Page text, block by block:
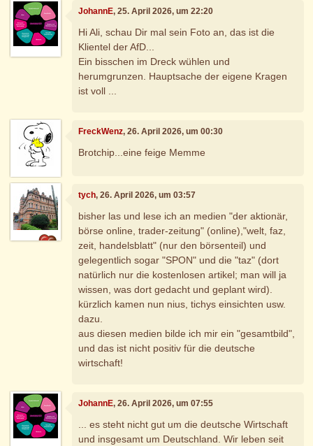
JohannE, 25. April 2026, um 22:20
Hi Ali, schau Dir mal sein Foto an, das ist die
Klientel der AfD...
Ein bisschen im Dreck wühlen und
herumgrunzen. Hauptsache der eigene Kragen
ist voll ...
FreckWenz, 26. April 2026, um 00:30
Brotchip...eine feige Memme
tych, 26. April 2026, um 03:57
bisher las und lese ich an medien "der aktionär,
börse online, trader-zeitung" (online),"welt, faz,
zeit, handelsblatt" (nur den börsenteil) und
gelegentlich sogar "SPON" und die "taz" (dort
natürlich nur die kostenlosen artikel; man will ja
wissen, was dort gedacht und geplant wird).
kürzlich kamen nun nius, tichys einsichten usw.
dazu.
aus diesen medien bilde ich mir ein "gesamtbild",
und das ist nicht positiv für die deutsche
wirtschaft!
JohannE, 26. April 2026, um 07:55
... es steht nicht gut um die deutsche Wirtschaft
und insgesamt um Deutschland. Wir leben seit